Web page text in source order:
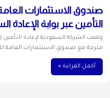
صندوق الاستثمارات
التأمين عبر بوابة الإعادة
وقعت الشركة السعودية لإعادة التأمين
ملزمة مع صندوق الاستثمارات العامة
أكمل القراءة »